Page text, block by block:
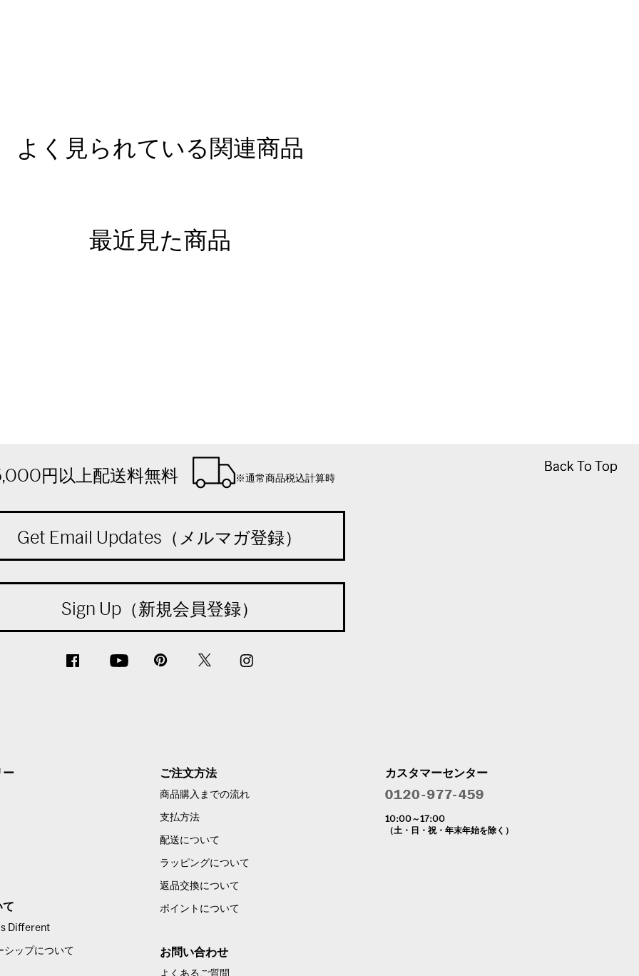
よく見られている関連商品
最近見た商品
Back To Top
Back To Top
円以上配送料無料 ※通常商品税込計算時
Get Email Updates（メルマガ登録）
Sign Up（新規会員登録）
ー
て
Different
シップについて
ご注文方法
商品購入までの流れ
支払方法
配送について
ラッピングについて
返品交換について
ポイントについて
お問い合わせ
よくあるご質問
カスタマーセンター
10:00～17:00
（土・日・祝・年末年始を除く）